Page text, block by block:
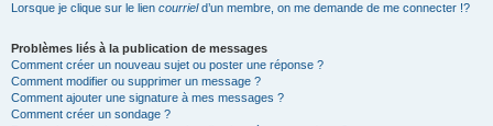
Lorsque je clique sur le lien courrield’un membre, on me demande de me connecter !?
Problèmes liés à la publication de messages
Comment créer un nouveau sujet ou poster une réponse ?
Comment modifier ou supprimer un message ?
Comment ajouter une signature à mes messages ?
Comment créer un sondage ?